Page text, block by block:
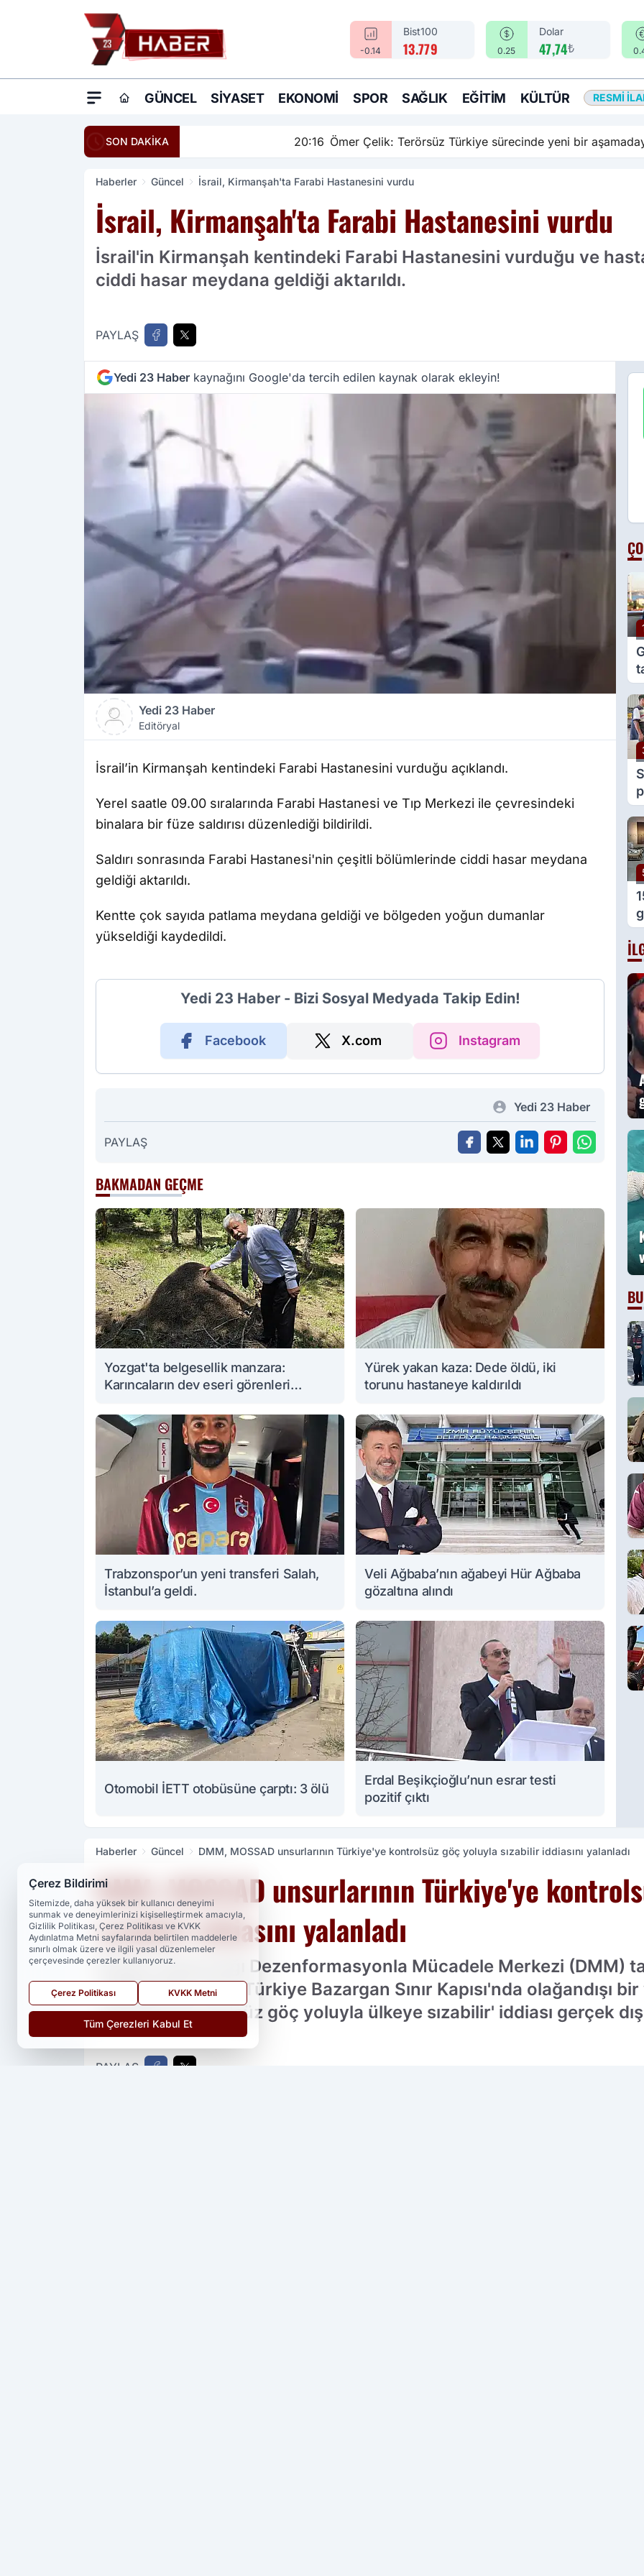
-0.14
Bist100
13.779 0.25
Dolar
47,74₺
GÜNCEL SIYASET EKONOMI SPOR SAĞLIK EĞITIM KÜLTÜR RESMI
SON DAKİKA Ömer Çelik: Terörsüz Türkiye sürecinde yeni bir aşamadayız
Haberler Güncel İsrail, Kirmanşah'ta Farabi Hastanesini vurdu
İsrail, Kirmanşah'ta Farabi Hastanesini vurdu
İsrail'in Kirmanşah kentindeki Farabi Hastanesini vurduğu ve
ciddi hasar meydana geldiği aktarıldı.
PAYLAŞ
Yedi 23 Haber kaynağını Google'da tercih edilen kaynak olarak ekleyin!
Yedi 23 Haber
Editöryal
İsrail’in Kirmanşah kentindeki Farabi Hastanesini vurduğu açıklandı.
Yerel saatle 09.00 sıralarında Farabi Hastanesi ve Tıp Merkezi ile çevresindeki
binalara bir füze saldırısı düzenlediği bildirildi.
Saldırı sonrasında Farabi Hastanesi'nin çeşitli bölümlerinde ciddi hasar meydana
geldiği aktarıldı.
Kentte çok sayıda patlama meydana geldiği ve bölgeden yoğun dumanlar
yükseldiği kaydedildi.
Yedi 23 Haber - Bizi Sosyal Medyada Takip Edin!
Facebook X.com Instagram
Yedi 23 Haber
PAYLAŞ
BAKMADAN GEÇME
Yozgat'ta belgesellik manzara:
Karıncaların dev eseri görenleri
Yürek yakan kaza: Dede öldü, iki
torunu hastaneye kaldırıldı
Trabzonspor’un yeni transferi Salah,
İstanbul’a geldi.
Veli Ağbaba’nın ağabeyi Hür Ağbaba
gözaltına alındı
Otomobil İETT otobüsüne çarptı: 3 ölü
Erdal Beşikçioğlu’nun esrar testi
pozitif çıktı
Haberler Güncel DMM, MOSSAD unsurlarının Türkiye'ye kontrolsüz göç yoluyla sızabilir iddiasını yalanladı
DMM, MOSSAD unsurlarının Türkiye'ye
sızabilir iddiasını yalanladı
İletişim Başkanlığı Dezenformasyonla Mücadele Merkezi (DMM)
açıklamada, 'İran-Türkiye Bazargan Sınır Kapısı'nda olağandışı
unsurları kontrolsüz göç yoluyla ülkeye sızabilir' iddiası gerçek
PAYLAŞ
Çerez Bildirimi
Sitemizde, daha yüksek bir kullanıcı deneyimi
sunmak ve deneyimlerinizi kişiselleştirmek amacıyla,
Gizlilik Politikası, Çerez Politikası ve KVKK
Aydınlatma Metni sayfalarında belirtilen maddelerle
sınırlı olmak üzere ve ilgili yasal düzenlemeler
çerçevesinde çerezler kullanıyoruz.
Çerez Politikası KVKK Metni
Tüm Çerezleri Kabul Et